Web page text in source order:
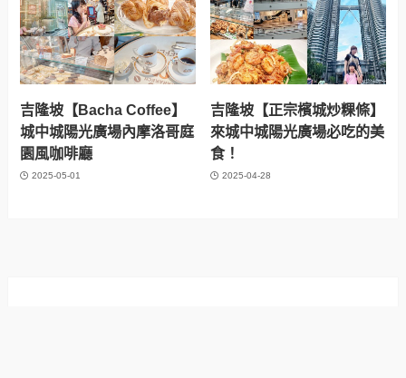
吉隆坡【Bacha Coffee】
城中城陽光廣場內摩洛哥庭
園風咖啡廳
2025-05-01
吉隆坡【正宗檳城炒粿條】
來城中城陽光廣場必吃的美
食！
2025-04-28